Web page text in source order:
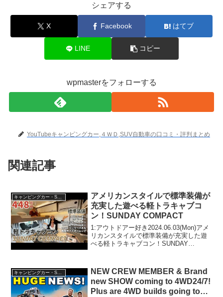
シェアする
X Facebook はてブ
LINE コピー
wpmasterをフォローする
YouTubeキャンピングカー,４ＷＤ,SUV自動車の口コミ・評判まとめ
関連記事
キャンピングカー・SUV人気車種
アメリカンスタイルで標準装備が
充実した遊べる軽トラキャブコ
ン！SUNDAY COMPACT
1:アウトドアー好き2024.06.03(Mon)アメ
リカンスタイルで標準装備が充実した遊
べる軽トラキャブコン！SUNDAY
2024.06.03(Mon)この動画は...
キャンピングカー・SUV人気車種
NEW CREW MEMBER & Brand
new SHOW coming to 4WD24/7!
Plus are 4WD builds going too